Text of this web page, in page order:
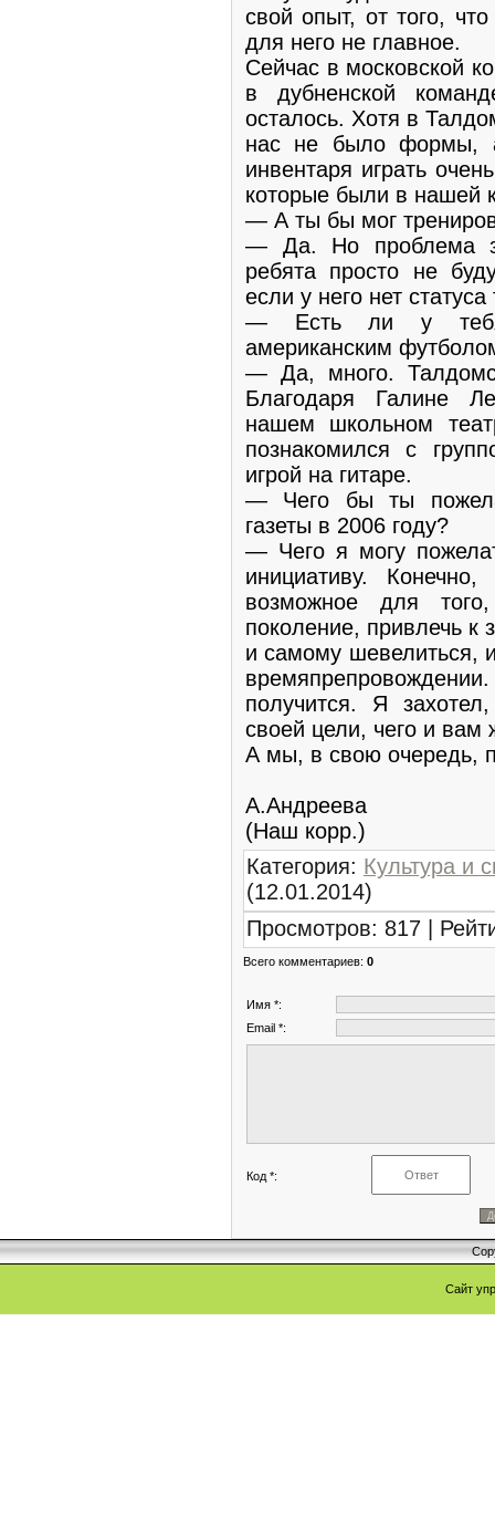
свой опыт, от того,
для него не главное.
Сейчас в московской
в дубненской
осталось. Хотя в
нас не было формы,
инвентаря играть
которые были в нашей
— А ты бы мог
— Да. Но проблема
ребята просто не
если у него нет
— Есть ли у тебя
американским
— Да, много.
Благодаря Галине
нашем школьном
познакомился с
игрой на гитаре.
— Чего бы ты
газеты в 2006 году?
— Чего я могу
инициативу.
возможное для
поколение, привлечь к
и самому шевелиться,
получится. Я
своей цели, чего и вам
А мы, в свою очередь,
А.Андреева
(Наш корр.)
Категория: Культура и
(12.01.2014)
Просмотров: 817 |
Всего комментариев: 0
Имя *:
Email *:
Код *:
Сайт